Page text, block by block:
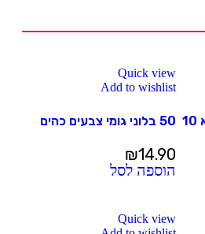
קיסמי טופר כדורגל דשא 10
Quick view
Add to wishlist
50 בלוני גומי צבעים כהים
₪14.90
הוספה לסל
Quick view